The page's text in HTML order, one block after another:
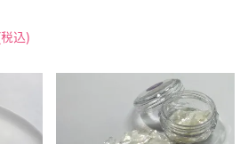
込)